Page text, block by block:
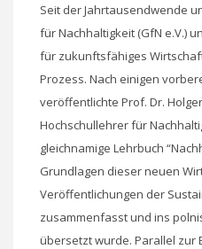
Seit der Jahrtausendwende
für Nachhaltigkeit (GfN e.V.)
für zukunftsfähiges
Prozess. Nach einigen
veröffentlichte Prof. Dr.
Hochschullehrer für
gleichnamige Lehrbuch
Grundlagen dieser neuen
Veröffentlichungen der
zusammenfasst und ins
übersetzt wurde. Parallel zur